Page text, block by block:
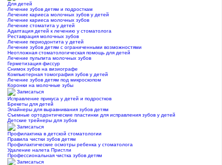
Для детей
Лечение зубов детям и подросткам
Лечение кариеса молочных зубов у детей
Лечение кариеса молочных зубов
Лечение стоматита у детей
Адаптация детей к лечению у стоматолога
Реставрация молочных зубов
Лечение периодонтита у детей
Лечение зубов детям с ограниченными возможностями
Неотложная стоматологическая помощь для детей
Лечение пульпита молочных зубов
Герметизация фиссур
Снимок зубов на визиографе
Компьютерная томография зубов у детей
Лечение зубов детям под микроскопом
Коронки на молочные зубы
Записаться
Исправление прикуса у детей и подростков
Брекеты для детей
Элайнеры для выравнивания зубов детям
Съемные ортодонтические пластинки для исправления зубов у детей
Детские трейнеры для зубов
Записаться
Профилактика в детской стоматологии
Правила чистки зубов детям
Профилактические осмотры ребенка у стоматолога
Удаление налета Пристли
Профессиональная чистка зубов детям
Записаться